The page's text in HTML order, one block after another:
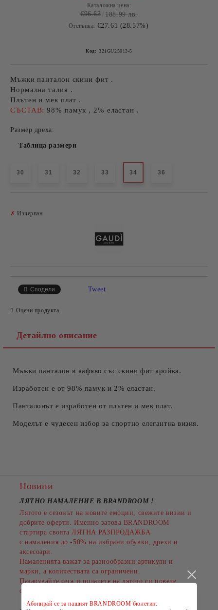
Каталожна цена:
€96.63 188.99 лв.
Отстъпка: €27.61 (28.57%)
Код: 321GU25013-5
Мъжки панталон скини фит .
Нормална талия .
Плътен и мек плат .
СЪСТАВ:98% памук , 2% еластан .
Размер дреха:
Таблица размери
30 31 32 33 34 36
✗ Изчерпан
Сподели Tweet
Оцени продукта
Детайлно описание
Мъжки панталон в кафяво със скини фит кройка.
Изработен е от 98% памук и 2% еластан.
Панталонът е изработен от плътен и мек плат.
Моделът е чудесен избор за спортно елегантна визия.
Новини
ЛЯТНО НАМАЛЕНИЕ В BRANDROOM !
Лятото е сезонът на новите емоции, свежите визии и
добрите оферти. Именно затова BRANDROOM
стартира своята ЛЯТНА РАЗПРОДАЖБА
с намаления до -50% на избрани обувки, дрехи и
аксесоари.
Намаленията важат за разнообразни артикули и
марки, а количествата са ограничени.
Пазарувайте сега и подарете на лятото си повече
стил на по-добра цена!
Абонирай се за нашият BRANDROOM бюлетин: